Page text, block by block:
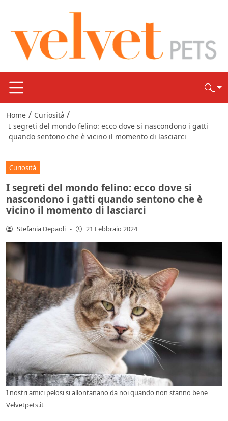
Home / Curiosità /
I segreti del mondo felino: ecco dove si nascondono i gatti
quando sentono che è vicino il momento di lasciarci
Curiosità
I segreti del mondo felino: ecco dove si
nascondono i gatti quando sentono che è
vicino il momento di lasciarci
Stefania Depaoli - 21 Febbraio 2024
I nostri amici pelosi si allontanano da noi quando non stanno bene
Velvetpets.it